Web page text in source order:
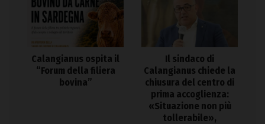
Calangianus ospita il
“Forum della filiera
bovina”
Il sindaco di
Calangianus chiede la
chiusura del centro di
prima accoglienza:
«Situazione non più
tollerabile»,